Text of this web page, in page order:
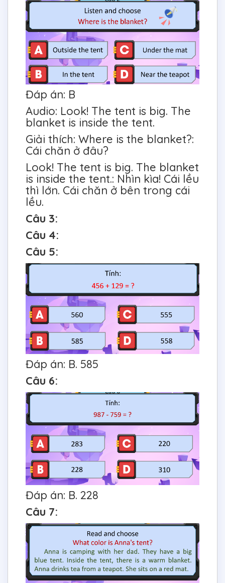
Đáp án: B
Audio: Look! The tent is big. The
blanket is inside the tent.
Giải thích: Where is the blanket?:
Cái chăn ở đâu?
Look! The tent is big. The blanket
is inside the tent.: Nhìn kìa! Cái lều
thì lớn. Cái chăn ở bên trong cái
lều.
Câu 3:
Câu 4:
Câu 5:
Đáp án: B. 585
Câu 6:
Đáp án: B. 228
Câu 7: